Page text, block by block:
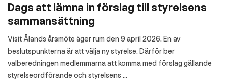
Dags att lämna in förslag till styrelsens
sammansättning
Visit Ålands årsmöte äger rum den 9 april 2026. En av
beslutspunkterna är att välja ny styrelse. Därför ber
valberedningen medlemmarna att komma med förslag gällande
styrelseordförande och styrelsens ...